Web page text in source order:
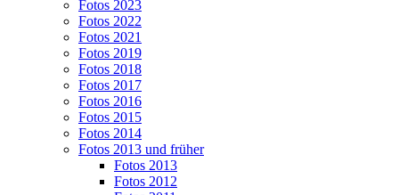
Fotos 2023
Fotos 2022
Fotos 2021
Fotos 2019
Fotos 2018
Fotos 2017
Fotos 2016
Fotos 2015
Fotos 2014
Fotos 2013 und früher
Fotos 2013
Fotos 2012